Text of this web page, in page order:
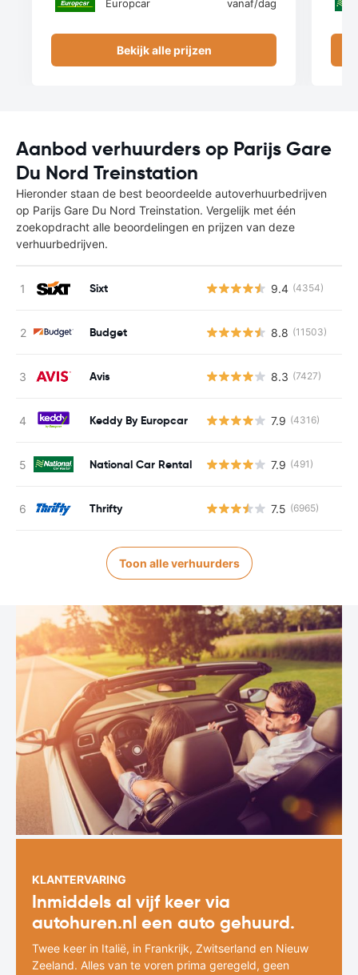
Europcar vanaf/dag
Bekijk alle prijzen
Aanbod verhuurders op Parijs Gare
Du Nord Treinstation
Hieronder staan de best beoordeelde autoverhuurbedrijven
op Parijs Gare Du Nord Treinstation. Vergelijk met één
zoekopdracht alle beoordelingen en prijzen van deze
verhuurbedrijven.
Sixt 9.4 (4354)
Budget 8.8 (11503)
Avis 8.3 (7427)
Keddy By Europcar 7.9 (4316)
National Car Rental 7.9 (491)
Thrifty 7.5 (6965)
Toon alle verhuurders
KLANTERVARING
Inmiddels al vijf keer via
autohuren.nl een auto gehuurd.
Twee keer in Italië, in Frankrijk, Zwitserland en Nieuw
Zeeland. Alles van te voren prima geregeld, geen